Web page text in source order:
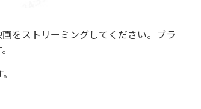
をストリーミングしてください。ブラ